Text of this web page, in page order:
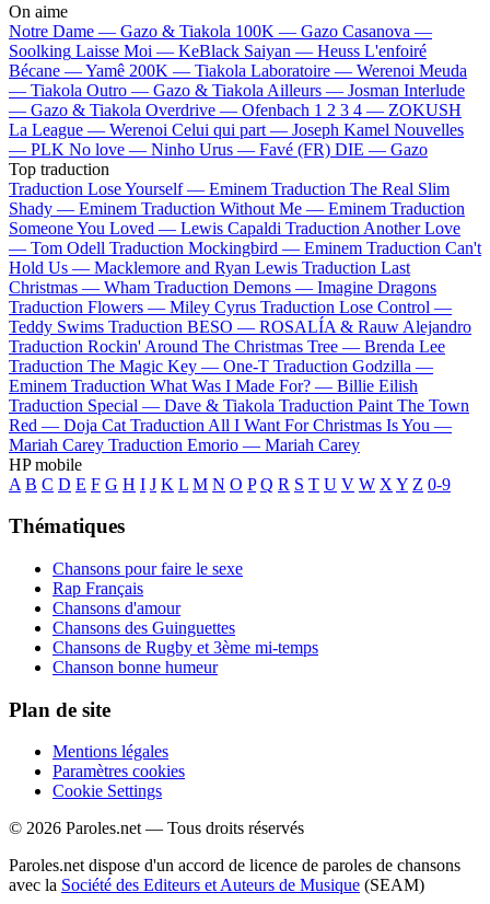
On aime
Notre Dame — Gazo & Tiakola 100K — Gazo Casanova —
Soolking Laisse Moi — KeBlack Saiyan — Heuss L'enfoiré
Bécane —Yamê 200K — Tiakola Laboratoire — Werenoi Meuda
— Tiakola Outro — Gazo & Tiakola Ailleurs — Josman Interlude
— Gazo & Tiakola Overdrive — Ofenbach 1 2 3 4 — ZOKUSH
La League — Werenoi Celui qui part — Joseph Kamel Nouvelles
— PLK No love — Ninho Urus — Favé (FR) DIE — Gazo
Top traduction
Traduction Lose Yourself — Eminem Traduction The Real Slim
Shady — Eminem Traduction Without Me — Eminem Traduction
Someone You Loved — Lewis Capaldi Traduction Another Love
— Tom Odell Traduction Mockingbird — Eminem Traduction Can't
Hold Us — Macklemore and Ryan Lewis Traduction Last
Christmas — Wham Traduction Demons — Imagine Dragons
Traduction Flowers — Miley Cyrus Traduction Lose Control —
Teddy Swims Traduction BESO — ROSALÍA & Rauw Alejandro
Traduction Rockin' Around The Christmas Tree — Brenda Lee
Traduction The Magic Key — One-T Traduction Godzilla —
Eminem Traduction What Was I Made For? — Billie Eilish
Traduction Special — Dave & Tiakola Traduction Paint The Town
Red — Doja Cat Traduction All I Want For Christmas Is You —
Mariah Carey Traduction Emorio — Mariah Carey
HP mobile
A B C D E F G H I J K L M N O P Q R S T U V W X Y Z 0-9
Thématiques
Chansons pour faire le sexe
Rap Français
Chansons d'amour
Chansons des Guinguettes
Chansons de Rugby et 3ème mi-temps
Chanson bonne humeur
Plan de site
Mentions légales
Paramètres cookies
Cookie Settings
© 2026 Paroles.net — Tous droits réservés
Paroles.net dispose d'un accord de licence de paroles de chansons
avec la Société des Editeurs et Auteurs de Musique (SEAM)